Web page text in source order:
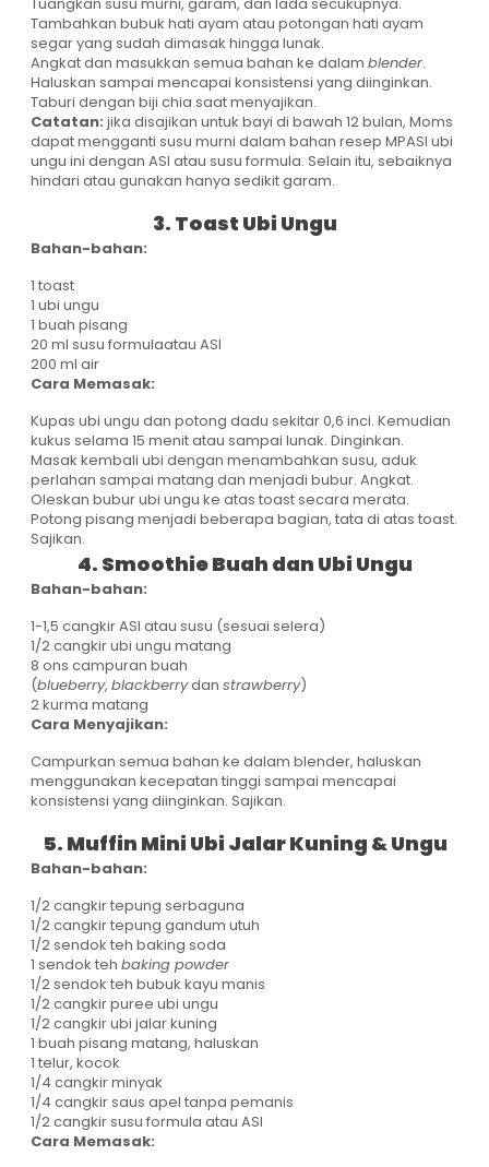
Tambahkan bubuk hati ayam atau potongan hati ayam
segar yang sudah dimasak hingga lunak.
Angkat dan masukkan semua bahan ke dalam blender.
Haluskan sampai mencapai konsistensi yang diinginkan.
Taburi dengan biji chia saat menyajikan.
Catatan: jika disajikan untuk bayi di bawah 12 bulan, Moms
dapat mengganti susu murni dalam bahan resep MPASI ubi
ungu ini dengan ASI atau susu formula. Selain itu, sebaiknya
hindari atau gunakan hanya sedikit garam.
3. Toast Ubi Ungu
Bahan-bahan:
1 toast
1 ubi ungu
1 buah pisang
20 ml susu formulaatau ASI
200 ml air
Cara Memasak:
Kupas ubi ungu dan potong dadu sekitar 0,6 inci. Kemudian
kukus selama 15 menit atau sampai lunak. Dinginkan.
Masak kembali ubi dengan menambahkan susu, aduk
perlahan sampai matang dan menjadi bubur. Angkat.
Oleskan bubur ubi ungu ke atas toast secara merata.
Potong pisang menjadi beberapa bagian, tata di atas toast.
Sajikan.
4. Smoothie Buah dan Ubi Ungu
Bahan-bahan:
1-1,5 cangkir ASI atau susu (sesuai selera)
1/2 cangkir ubi ungu matang
8 ons campuran buah
(blueberry, blackberrydan strawberry)
2 kurma matang
Cara Menyajikan:
Campurkan semua bahan ke dalam blender, haluskan
menggunakan kecepatan tinggi sampai mencapai
konsistensi yang diinginkan. Sajikan.
5. Muffin Mini Ubi Jalar Kuning & Ungu
Bahan-bahan:
1/2 cangkir tepung serbaguna
1/2 cangkir tepung gandum utuh
1/2 sendok teh baking soda
1 sendok teh baking powder
1/2 sendok teh bubuk kayu manis
1/2 cangkir puree ubi ungu
1/2 cangkir ubi jalar kuning
1 buah pisang matang, haluskan
1 telur, kocok
1/4 cangkir minyak
1/4 cangkir saus apel tanpa pemanis
1/2 cangkir susu formula atau ASI
Cara Memasak: